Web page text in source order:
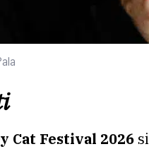
Cat Festival 2026